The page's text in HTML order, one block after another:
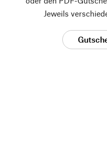
Jeweils